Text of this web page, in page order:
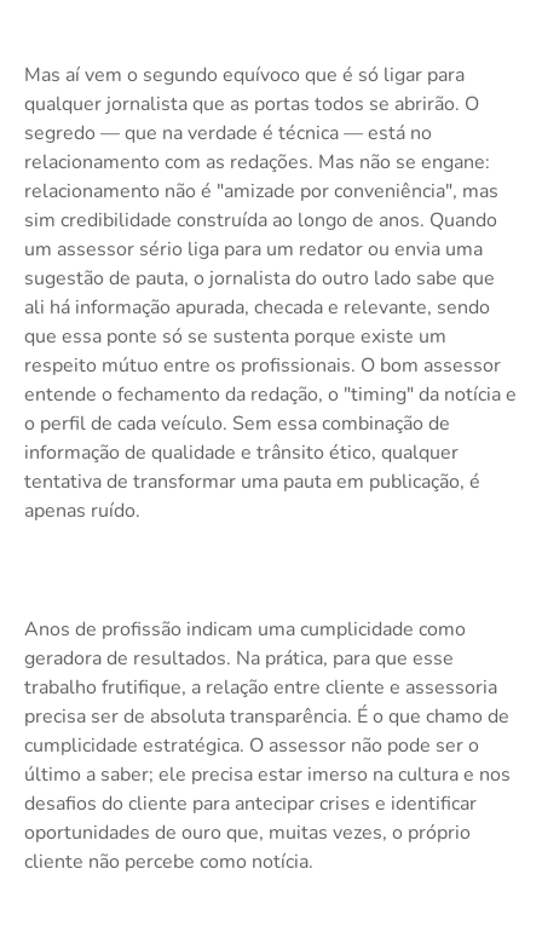
Mas aí vem o segundo equívoco que é só ligar para
qualquer jornalista que as portas todos se abrirão. O
segredo — que na verdade é técnica — está no
relacionamento com as redações. Mas não se engane:
relacionamento não é "amizade por conveniência", mas
sim credibilidade construída ao longo de anos. Quando
um assessor sério liga para um redator ou envia uma
sugestão de pauta, o jornalista do outro lado sabe que
ali há informação apurada, checada e relevante, sendo
que essa ponte só se sustenta porque existe um
respeito mútuo entre os profissionais. O bom assessor
entende o fechamento da redação, o "timing" da notícia e
o perfil de cada veículo. Sem essa combinação de
informação de qualidade e trânsito ético, qualquer
tentativa de transformar uma pauta em publicação, é
apenas ruído.
Anos de profissão indicam uma cumplicidade como
geradora de resultados. Na prática, para que esse
trabalho frutifique, a relação entre cliente e assessoria
precisa ser de absoluta transparência. É o que chamo de
cumplicidade estratégica. O assessor não pode ser o
último a saber; ele precisa estar imerso na cultura e nos
desafios do cliente para antecipar crises e identificar
oportunidades de ouro que, muitas vezes, o próprio
cliente não percebe como notícia.